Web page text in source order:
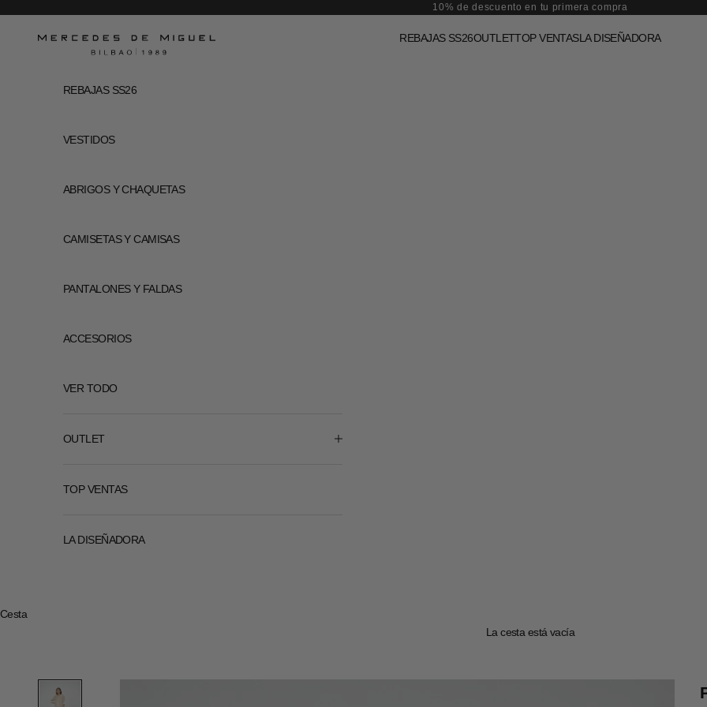
10% de descuento en tu primera compra
Mercedes de Miguel REBAJAS SS26OUTLETTOP VENTASLA DISEÑADORA
REBAJAS SS26
VESTIDOS
ABRIGOS Y CHAQUETAS
CAMISETAS Y CAMISAS
PANTALONES Y FALDAS
ACCESORIOS
VER TODO
OUTLET
TOP VENTAS
LA DISEÑADORA
Cesta
La cesta está vacía